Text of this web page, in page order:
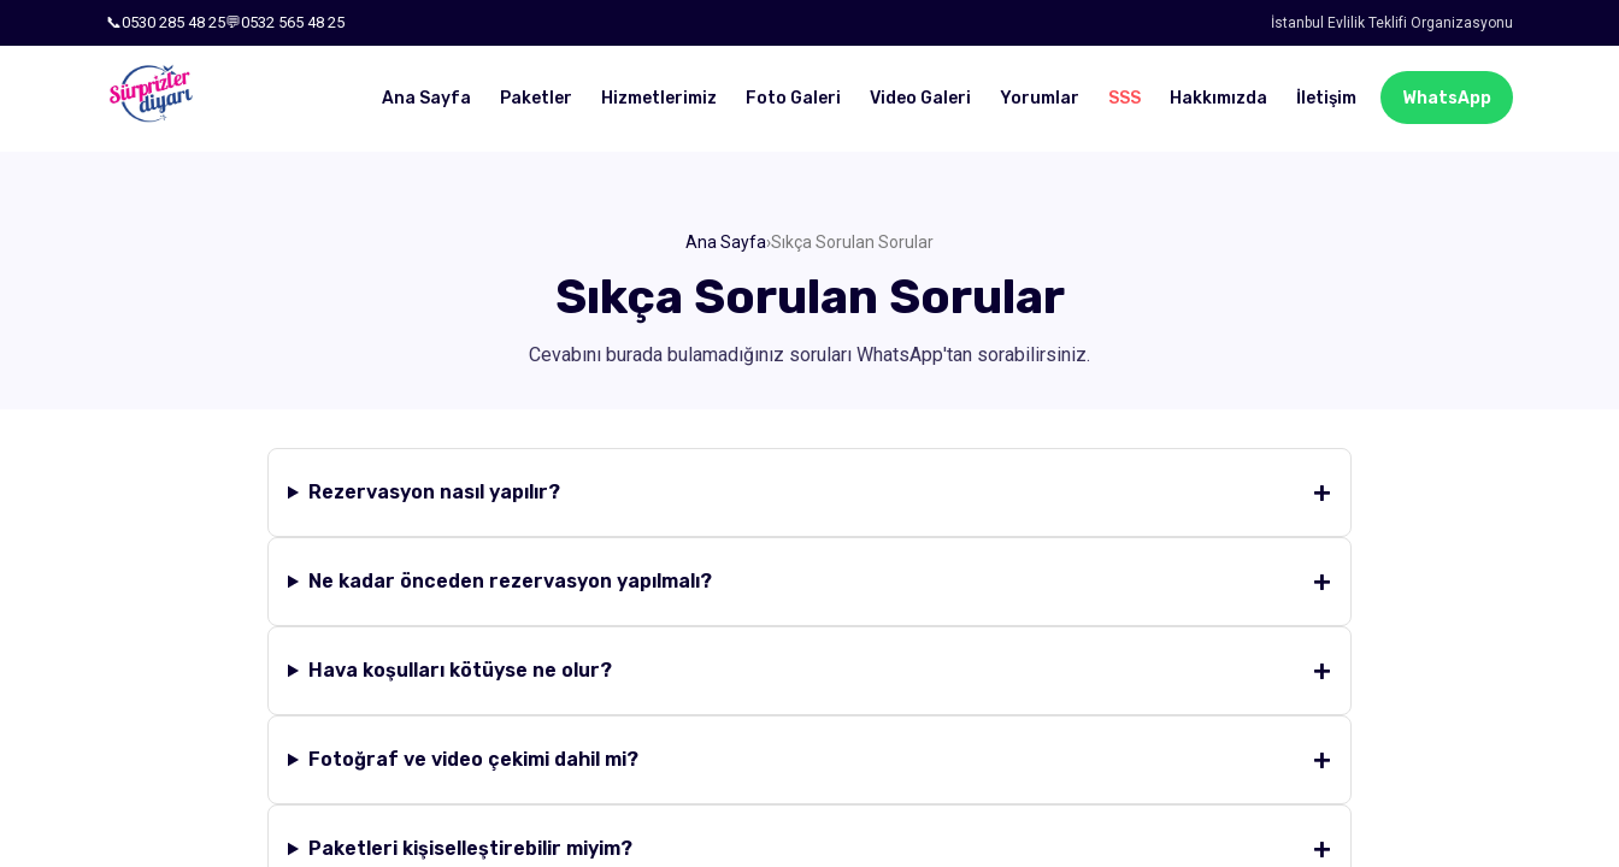
📞0530 285 48 25💬0532 565 48 25 İstanbul Evlilik Teklifi Organizasyonu
Ana Sayfa Paketler Hizmetlerimiz Foto Galeri Video Galeri Yorumlar SSS Hakkımızda İletişim WhatsApp
Ana Sayfa›Sıkça Sorulan Sorular
Sıkça Sorulan Sorular
Cevabını burada bulamadığınız soruları WhatsApp'tan sorabilirsiniz.
Rezervasyon nasıl yapılır?
Ne kadar önceden rezervasyon yapılmalı?
Hava koşulları kötüyse ne olur?
Fotoğraf ve video çekimi dahil mi?
Paketleri kişiselleştirebilir miyim?